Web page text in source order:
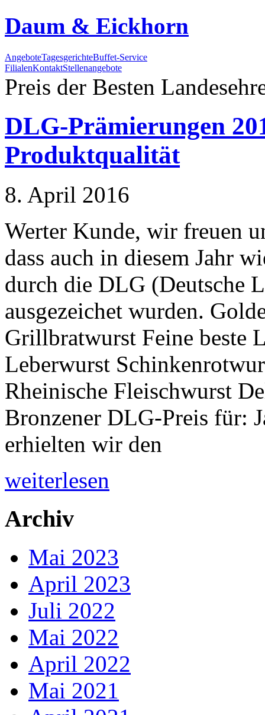
Daum & Eickhorn
AngeboteTagesgerichteBuffet-Service
FilialenKontaktStellenangebote
Preis der Besten
DLG-Prämierungen
Produktqualität
8. April 2016
Werter Kunde, wir freuen
dass auch in diesem Jahr
durch die DLG (Deutsche
ausgezeichet wurden.
Grillbratwurst Feine beste
Leberwurst
Rheinische Fleischwurst
Bronzener DLG-Preis für:
erhielten wir den
weiterlesen
Archiv
Mai 2023
April 2023
Juli 2022
Mai 2022
April 2022
Mai 2021